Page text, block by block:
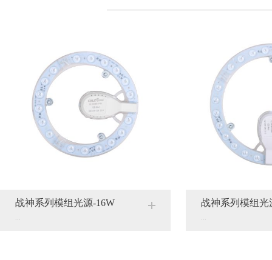
战神系列模组光源-16W 战神系列模组光